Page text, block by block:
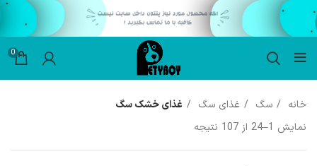
0
خانه سگ غذای سگ
غذای خشک سگ
نمایش 1–24 از 107 نتیجه